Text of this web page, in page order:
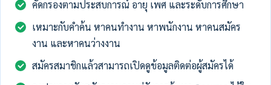
คัดกรองตามประสบการณ์ อายุ เพศ และระดับการศึกษา
เหมาะกับคำค้น หาคนทำงาน หาพนักงาน หาคนสมัคร
งาน และหาคนว่างงาน
สมัครสมาชิกแล้วสามารถเปิดดูข้อมูลติดต่อผู้สมัครได้